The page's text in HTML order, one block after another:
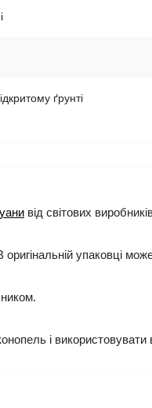
ґрунті
від світових
упаковці
і використовувати